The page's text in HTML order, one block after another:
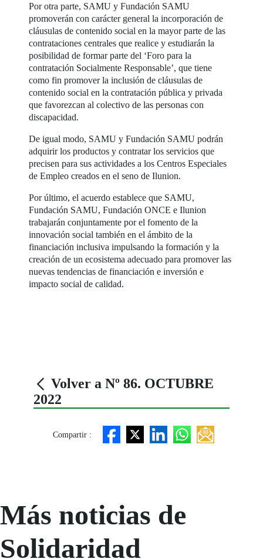
Por otra parte, SAMU y Fundación SAMU
promoverán con carácter general la incorporación de
cláusulas de contenido social en la mayor parte de las
contrataciones centrales que realice y estudiarán la
posibilidad de formar parte del ‘Foro para la
contratación Socialmente Responsable’, que tiene
como fin promover la inclusión de cláusulas de
contenido social en la contratación pública y privada
que favorezcan al colectivo de las personas con
discapacidad.
De igual modo, SAMU y Fundación SAMU podrán
adquirir los productos y contratar los servicios que
precisen para sus actividades a los Centros Especiales
de Empleo creados en el seno de Ilunion.
Por último, el acuerdo establece que SAMU,
Fundación SAMU, Fundación ONCE e Ilunion
trabajarán conjuntamente por el fomento de la
innovación social también en el ámbito de la
financiación inclusiva impulsando la formación y la
creación de un ecosistema adecuado para promover las
nuevas tendencias de financiación e inversión e
impacto social de calidad.
Volver a Nº 86. OCTUBRE
2022
Compartir :
Más noticias de
Solidaridad